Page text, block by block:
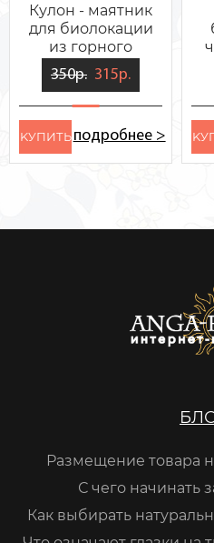
Кулон - маятник
для биолокации
из горного
хрусталя Призма
350р. 315р.
KУПИТЬ подробнее >
Размещение товара
С чего начинать
Как выбирать